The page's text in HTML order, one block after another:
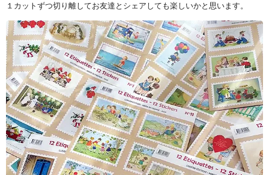
１カットずつ切り離してお友達とシェアしても楽しいかと思います。